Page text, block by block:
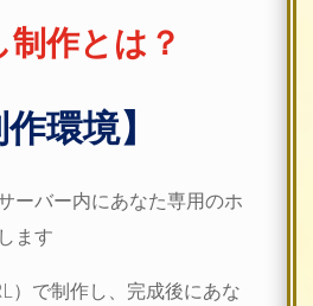
制作とは？
作環境】
ーバー内にあなた専用のホ
ます
）で制作し、完成後にあな